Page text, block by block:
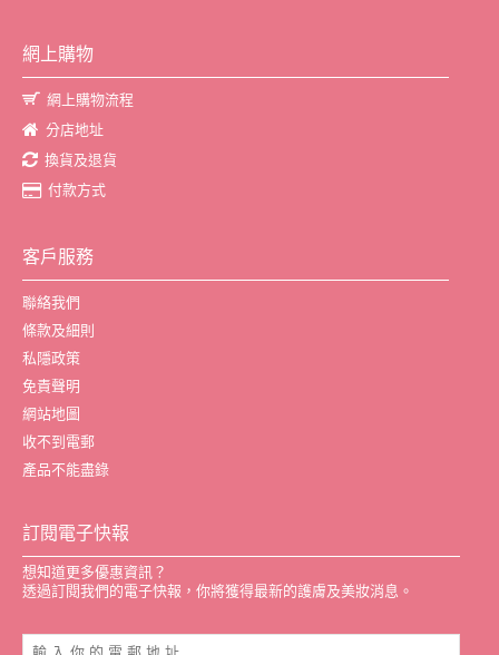
網上購物
網上購物流程
分店地址
換貨及退貨
付款方式
客戶服務
聯絡我們
條款及細則
私隱政策
免責聲明
網站地圖
收不到電郵
產品不能盡錄
訂閱電子快報
想知道更多優惠資訊？
透過訂閱我們的電子快報，你將獲得最新的護膚及美妝消息。